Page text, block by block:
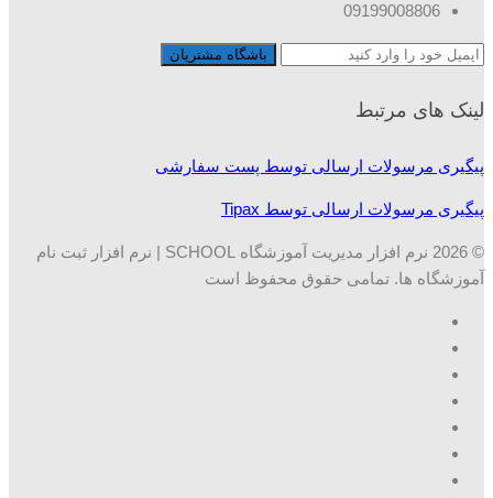
09199008806
لینک های مرتبط
پیگیری مرسولات ارسالی توسط پست سفارشی
پیگیری مرسولات ارسالی توسط Tipax
© 2026 نرم افزار مدیریت آموزشگاه SCHOOL | نرم افزار ثبت نام
آموزشگاه ها. تمامی حقوق محفوظ است